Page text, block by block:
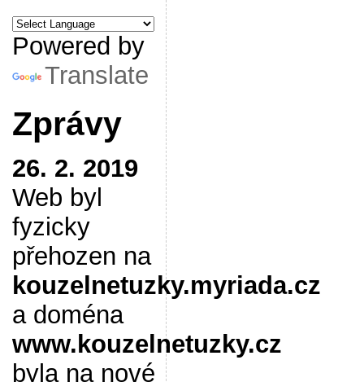
Powered by
Translate
Zprávy
26. 2. 2019
Web byl
fyzicky
přehozen na
kouzelnetuzky.myriada.cz
a doména
www.kouzelnetuzky.cz
byla na nové